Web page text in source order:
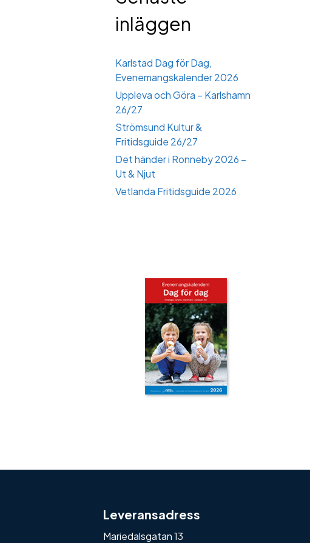
inläggen
Karlstad Dag för Dag,
Evenemangskalender 2026
Uppleva och Göra – Karlshamn
26/27
Strömsund Kultur &
Fritidsguide 26/27
Det händer i Ronneby 2026 –
Ut & Njut
Vetlanda Fritidsguide 2026
Leveransadress
Mariedalsgatan 13